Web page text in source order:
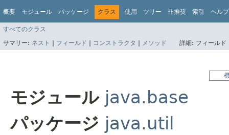
概要 モジュール パッケージ クラス 使用 ツリー 非推奨 索引 ヘルプ
すべてのクラス
サマリー: ネスト | フィールド | コンストラクタ | メソッド 詳細: フィール
モジュール java.base
パッケージ java.util